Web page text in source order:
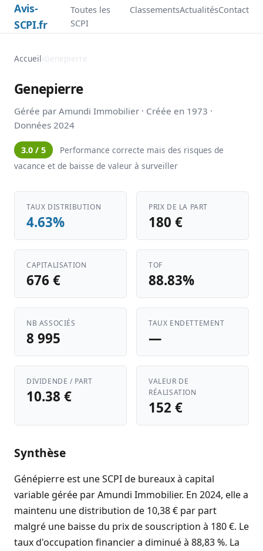
Avis-
SCPI.fr
Toutes les
SCPI
ClassementsActualitésContact
Accueil›Genepierre
Genepierre
Gérée par Amundi Immobilier · Créée en 1973 ·
Données 2024
3.0 / 5
Performance correcte mais des risques de
vacance et de baisse de valeur à surveiller
TAUX DISTRIBUTION
4.63%
PRIX DE LA PART
180 €
CAPITALISATION
676 €
TOF
88.83%
NB ASSOCIÉS
8 995
TAUX ENDETTEMENT
—
DIVIDENDE / PART
10.38 €
VALEUR DE
RÉALISATION
152 €
Synthèse
Génépierre est une SCPI de bureaux à capital
variable gérée par Amundi Immobilier. En 2024, elle a
maintenu une distribution de 10,38 € par part
malgré une baisse du prix de souscription à 180 €. Le
taux d'occupation financier a diminué à 88,83 %. La